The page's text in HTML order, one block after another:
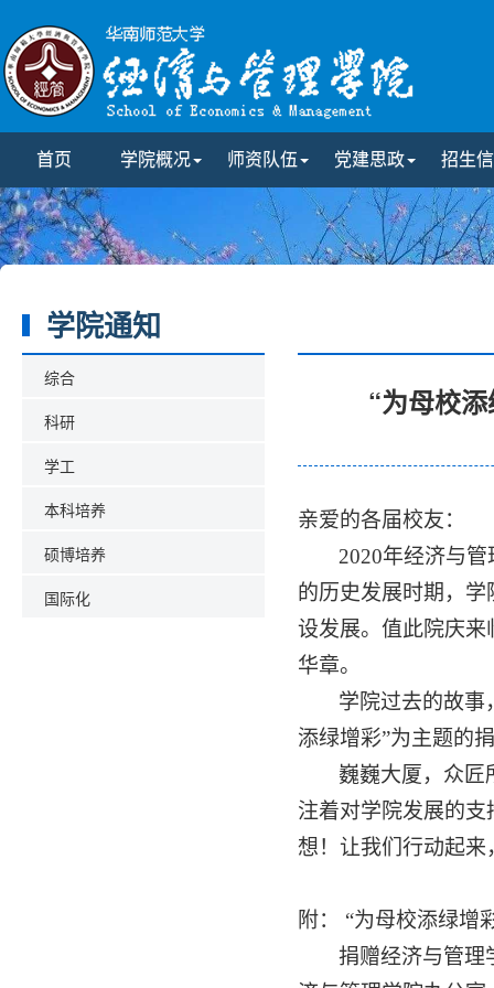
首页 学院概况 师资队伍 党建思政 招生
学院通知
综合
科研
学工
本科培养
硕博培养
国际化
“为母校
亲爱的各届校友：
2020年经济与
的历史发展时期，
设发展。值此院庆
华章。
学院过去的故事
添绿增彩”为主题的
巍巍大厦，众匠
注着对学院发展的
想！让我们行动起
附： “为母校添绿增
捐赠经济与管理